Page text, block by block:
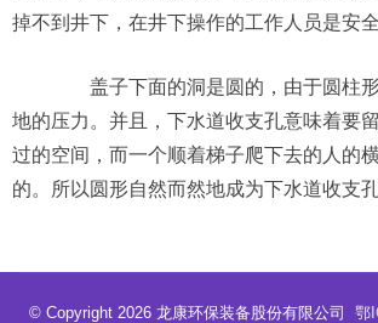
掉不到井下，在井下操作的工作人员是安全
盖子下面的洞是圆的，由于圆柱形
地的压力。并且，下水道收支孔意味着要
过的空间，而一个顺着梯子爬下去的人的
的。所以圆形自然而然地成为下水道收支孔
© Copyright 2026 龙康环保装备股份有限公司 鄂